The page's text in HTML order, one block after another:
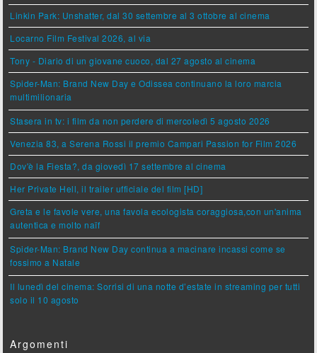
Linkin Park: Unshatter, dal 30 settembre al 3 ottobre al cinema
Locarno Film Festival 2026, al via
Tony - Diario di un giovane cuoco, dal 27 agosto al cinema
Spider-Man: Brand New Day e Odissea continuano la loro marcia
multimilionaria
Stasera in tv: i film da non perdere di mercoledì 5 agosto 2026
Venezia 83, a Serena Rossi il premio Campari Passion for Film 2026
Dov'è la Fiesta?, da giovedì 17 settembre al cinema
Her Private Hell, il trailer ufficiale del film [HD]
Greta e le favole vere, una favola ecologista coraggiosa,con un'anima
autentica e molto naïf
Spider-Man: Brand New Day continua a macinare incassi come se
fossimo a Natale
Il lunedì del cinema: Sorrisi di una notte d’estate in streaming per tutti
solo il 10 agosto
Argomenti